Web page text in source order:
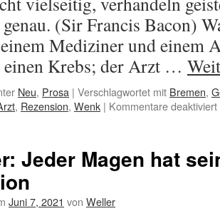
(Sir Francis Bacon)
Mediziner und einem
einen Krebs; der Arzt …
Neu, Prosa | Verschlagwortet mit Bremen,
, Rezension, Wenk | Kommentare deaktiviert
Jeder Magen hat
Juni 7, 2021 von Weller